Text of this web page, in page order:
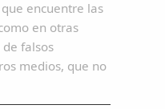
encuentre las
en otras
falsos
medios, que no